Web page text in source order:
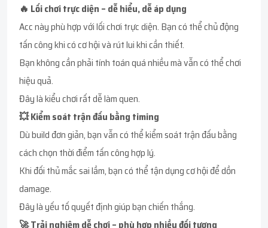
🔥 Lối chơi trực diện – dễ hiểu, dễ áp dụng
Acc này phù hợp với lối chơi trực diện. Bạn có thể chủ động
tấn công khi có cơ hội và rút lui khi cần thiết.
Bạn không cần phải tính toán quá nhiều mà vẫn có thể chơi
hiệu quả.
Đây là kiểu chơi rất dễ làm quen.
💥 Kiểm soát trận đấu bằng timing
Dù build đơn giản, bạn vẫn có thể kiểm soát trận đấu bằng
cách chọn thời điểm tấn công hợp lý.
Khi đối thủ mắc sai lầm, bạn có thể tận dụng cơ hội để dồn
damage.
Đây là yếu tố quyết định giúp bạn chiến thắng.
🚀 Trải nghiệm dễ chơi – phù hợp nhiều đối tượng